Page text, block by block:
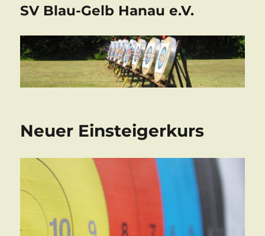
SV Blau-Gelb Hanau e.V.
Neuer Einsteigerkurs